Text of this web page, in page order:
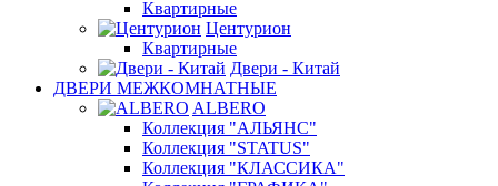
Квартирные
Центурион
Квартирные
Двери - Китай
ДВЕРИ МЕЖКОМНАТНЫЕ
ALBERO
Коллекция "АЛЬЯНС"
Коллекция "STATUS"
Коллекция "КЛАССИКА"